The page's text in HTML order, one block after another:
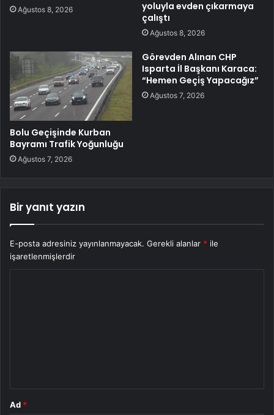
Ağustos 8, 2026
yoluyla evden çıkarmaya
çalıştı
Ağustos 8, 2026
Bolu Geçişinde Kurban
Bayramı Trafik Yoğunluğu
Ağustos 7, 2026
Görevden Alınan CHP
Isparta İl Başkanı Karaca:
“Hemen Geçiş Yapacağız”
Ağustos 7, 2026
Bir yanıt yazın
E-posta adresiniz yayınlanmayacak. Gerekli alanlar * ile
işaretlenmişlerdir
Ad *